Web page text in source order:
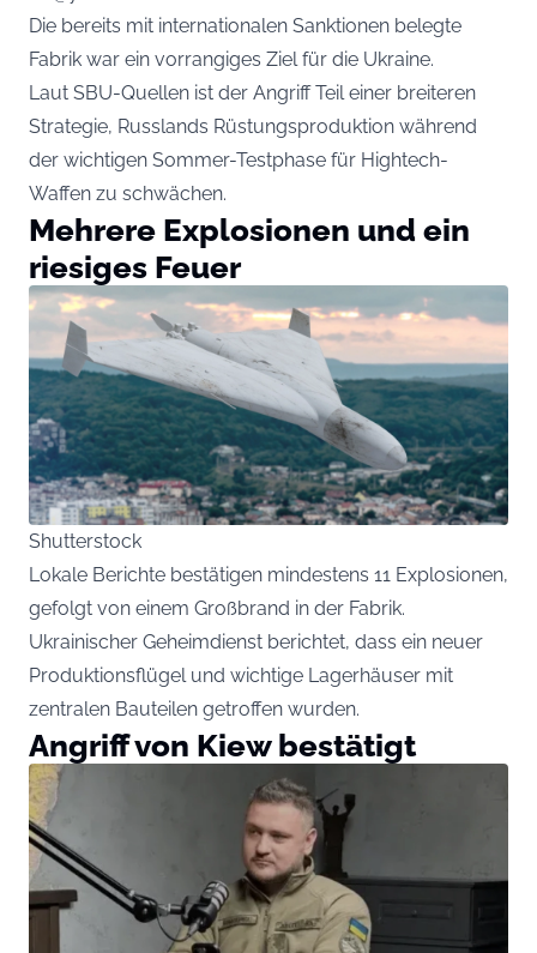
Die bereits mit internationalen Sanktionen belegte
Fabrik war ein vorrangiges Ziel für die Ukraine.
Laut SBU-Quellen ist der Angriff Teil einer breiteren
Strategie, Russlands Rüstungsproduktion während
der wichtigen Sommer-Testphase für Hightech-
Waffen zu schwächen.
Mehrere Explosionen und ein
riesiges Feuer
Shutterstock
Lokale Berichte bestätigen mindestens 11 Explosionen,
gefolgt von einem Großbrand in der Fabrik.
Ukrainischer Geheimdienst berichtet, dass ein neuer
Produktionsflügel und wichtige Lagerhäuser mit
zentralen Bauteilen getroffen wurden.
Angriff von Kiew bestätigt